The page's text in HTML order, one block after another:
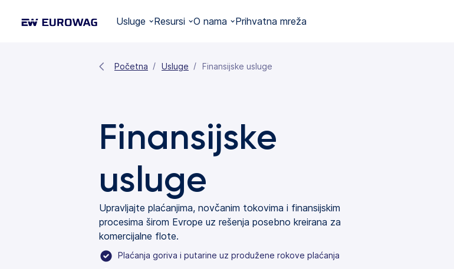
Usluge Resursi O nama Prihvatna mreža
Početna Usluge Finansijske usluge
Finansijske
usluge
Upravljajte plaćanjima, novčanim tokovima i finansijskim
procesima širom Evrope uz rešenja posebno kreirana za
komercijalne flote.
Plaćanja goriva i putarine uz produžene rokove plaćanja